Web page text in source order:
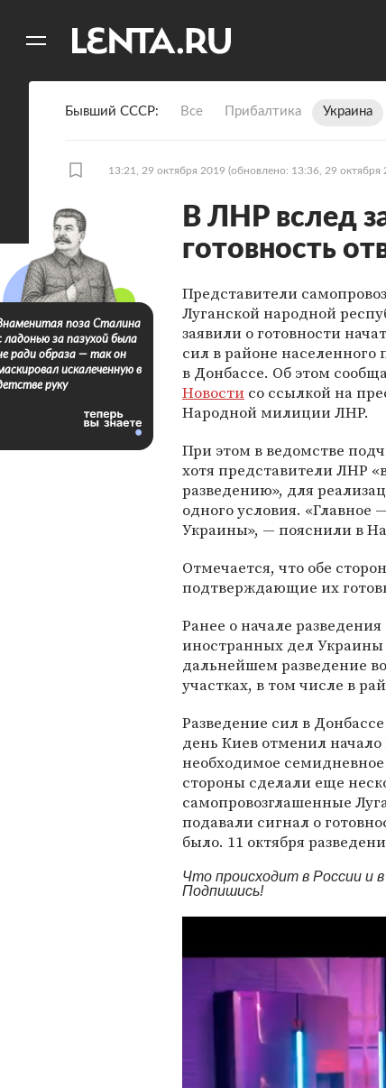
Бывший СССР Все Прибалтика Украина
13:21, 29 октября 2019 (обновлено: 13:36, 29 октября
В ЛНР вслед
готовность
Представители
Луганской народной
заявили о готовности
сил в районе населенного
в Донбассе. Об этом
Новости со ссылкой на
Народной милиции ЛНР.
При этом в ведомстве
хотя представители ЛНР
разведению», для
одного условия. «Главное
Украины», — пояснили в
Отмечается, что обе
подтверждающие их
Ранее о начале
иностранных дел Украины
дальнейшем разведение
участках, в том числе в
Разведение сил в
день Киев отменил начало
необходимое
стороны сделали еще
самопровозглашенные
подавали сигнал о
было. 11 октября
Что происходит в России и
Подпишись!
поза Сталина
ладонью за пазухой была
ради образа — так он
искалеченную в
руку